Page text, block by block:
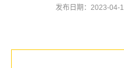
发布日期： 2023-04-